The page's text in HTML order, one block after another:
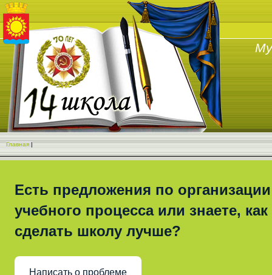
Главная |
Есть предложения по организации
учебного процесса или знаете, как
сделать школу лучше?
Написать о проблеме